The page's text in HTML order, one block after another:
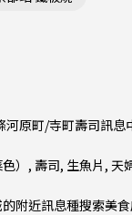
原町/寺町壽司訊
） , 壽司, 生魚片 , 天
附近訊息種搜索美食